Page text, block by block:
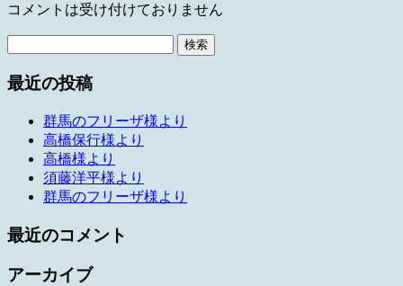
コメントは受け付けておりません
最近の投稿
群馬のフリーザ様より
高橋保行様より
高橋様より
須藤洋平様より
群馬のフリーザ様より
最近のコメント
アーカイブ